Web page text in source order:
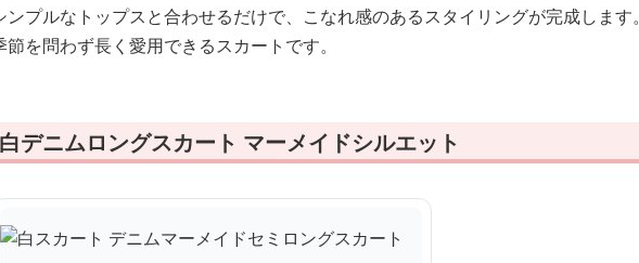
ンプルなトップスと合わせるだけで、こなれ感のあるスタイリングが完成します。
節を問わず長く愛用できるスカートです。
白デニムロングスカート マーメイドシルエット